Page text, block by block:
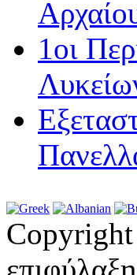
1οι
Copyright